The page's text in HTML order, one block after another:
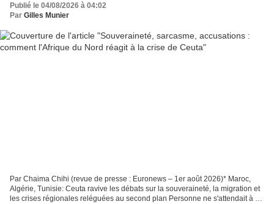
Publié le 04/08/2026 à 04:02
Par Gilles Munier
Par Chaima Chihi (revue de presse : Euronews – 1er août 2026)* Maroc,
Algérie, Tunisie: Ceuta ravive les débats sur la souveraineté, la migration et
les crises régionales reléguées au second plan Personne ne s'attendait à ce